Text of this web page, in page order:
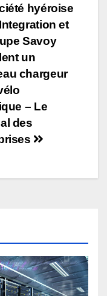
hyéroise
et
Savoy
un
chargeur
– Le
des